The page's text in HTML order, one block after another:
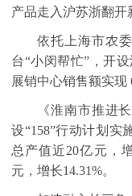
产品走入沪苏浙翻开
依托上海市农
台“小闵帮忙”，开
展销中心销售额实现
《淮南市推进
设“158”行动计划实
总产值近20亿元，
元，增长14.31%。